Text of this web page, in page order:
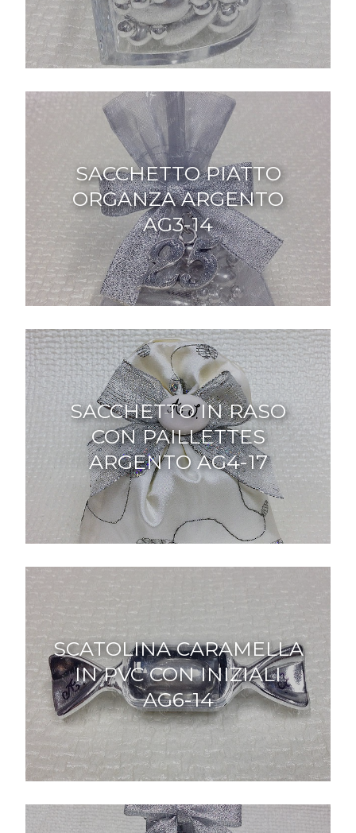
SACCHETTO PIATTO
ORGANZA ARGENTO
AG3-14
SACCHETTO IN RASO
CON PAILLETTES
ARGENTO AG4-17
SCATOLINA CARAMELLA
IN PVC CON INIZIALI
AG6-14